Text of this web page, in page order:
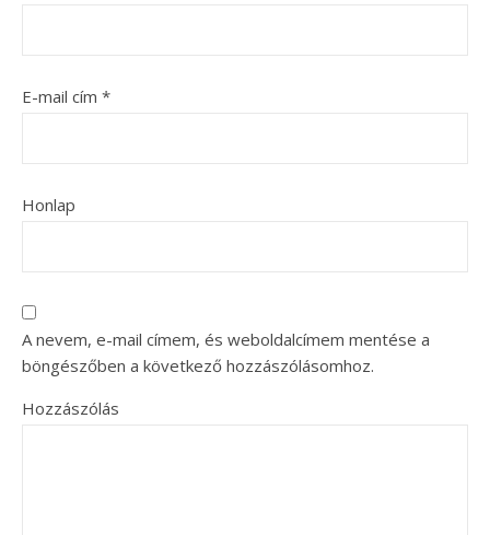
E-mail cím *
Honlap
A nevem, e-mail címem, és weboldalcímem mentése a
böngészőben a következő hozzászólásomhoz.
Hozzászólás